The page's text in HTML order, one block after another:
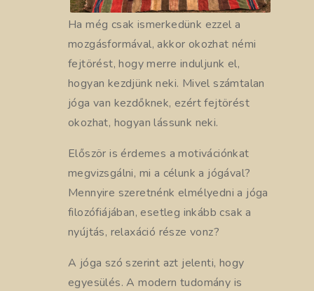
Ha még csak ismerkedünk ezzel a
mozgásformával, akkor okozhat némi
fejtörést, hogy merre induljunk el,
hogyan kezdjünk neki. Mivel számtalan
jóga van kezdőknek, ezért fejtörést
okozhat, hogyan lássunk neki.
Először is érdemes a motivációnkat
megvizsgálni, mi a célunk a jógával?
Mennyire szeretnénk elmélyedni a jóga
filozófiájában, esetleg inkább csak a
nyújtás, relaxáció része vonz?
A jóga szó szerint azt jelenti, hogy
egyesülés. A modern tudomány is